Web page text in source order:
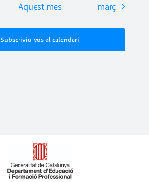
Aquest mes març
Subscriviu-vos al calendari